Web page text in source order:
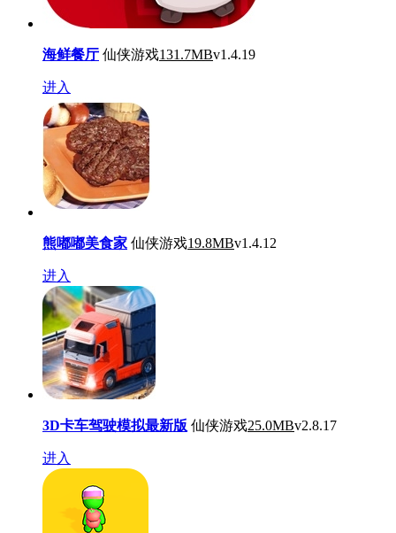
海鲜餐厅 仙侠游戏131.7MBv1.4.19
进入
熊嘟嘟美食家 仙侠游戏19.8MBv1.4.12
进入
3D卡车驾驶模拟最新版 仙侠游戏25.0MBv2.8.17
进入